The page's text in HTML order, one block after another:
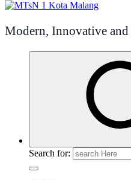
Modern, Innovative
Search for: